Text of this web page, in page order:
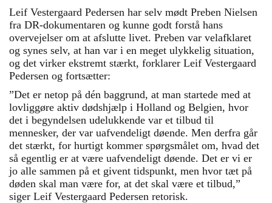
Leif Vestergaard Pedersen har selv mødt Preben Nielsen
fra DR-dokumentaren og kunne godt forstå hans
overvejelser om at afslutte livet. Preben var velafklaret
og synes selv, at han var i en meget ulykkelig situation,
og det virker ekstremt stærkt, forklarer Leif Vestergaard
Pedersen og fortsætter:
”Det er netop på dén baggrund, at man startede med at
lovliggøre aktiv dødshjælp i Holland og Belgien, hvor
det i begyndelsen udelukkende var et tilbud til
mennesker, der var uafvendeligt døende. Men derfra går
det stærkt, for hurtigt kommer spørgsmålet om, hvad det
så egentlig er at være uafvendeligt døende. Det er vi er
jo alle sammen på et givent tidspunkt, men hvor tæt på
døden skal man være for, at det skal være et tilbud,”
siger Leif Vestergaard Pedersen retorisk.